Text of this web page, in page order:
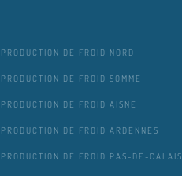
PRODUCTION DE FROID NORD
PRODUCTION DE FROID SOMME
PRODUCTION DE FROID AISNE
PRODUCTION DE FROID ARDENNES
PRODUCTION DE FROID PAS-DE-CALAIS